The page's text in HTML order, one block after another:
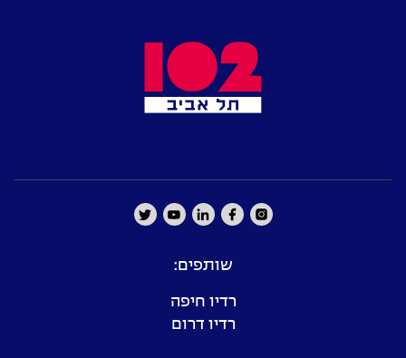
שותפים:
רדיו חיפה
רדיו דרום